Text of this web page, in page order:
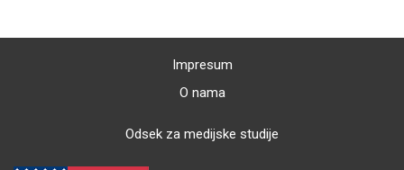
Impresum
O nama
Odsek za medijske studije